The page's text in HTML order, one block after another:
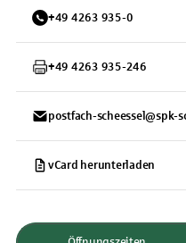
+49 4263 935-0
+49 4263 935-246
postfach-scheessel@spk-
vCard herunterladen